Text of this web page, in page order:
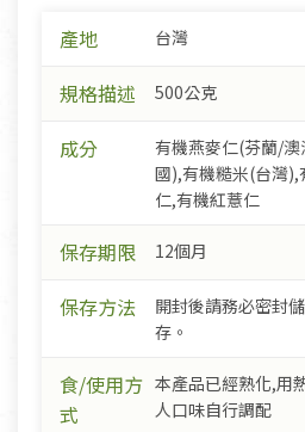
產地 台灣
規格描述 500公克
成分
有機燕麥仁(芬蘭/
國),有機糙米(台灣),
仁,有機紅薏仁
保存期限 12個月
保存方法
開封後請務必密封
存。
食/使用方
式
本產品已經熟化,用
人口味自行調配